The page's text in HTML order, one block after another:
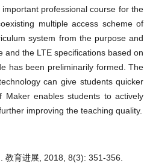
professional course for the
multiple access scheme of
system from the purpose and
the LTE specifications based on
has been preliminarily formed. The
can give students quicker
enables students to actively
improving the teaching quality.
教育进展, 2018, 8(3): 351-356.